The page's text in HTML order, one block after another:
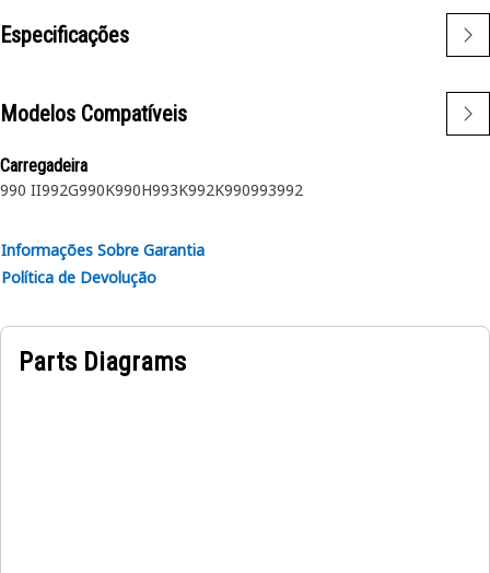
manter os componentes no lugar. A principal finalidade de
um anel de retenção interno é evitar o movimento axial ou
alojamento. Ele atua como um dispositivo de retenção,
mantendo componentes como rolamentos, eixos ou
vedações firmemente no lugar.
para fins de durabilidade, confiabilidade e produtividade.
• Feito de materiais duráveis que oferecem robustez e
recesso no diâmetro interno.
Especificações
Modelos Compatíveis
Carregadeira
990 II992G990K990H993K992K990993992
Informações Sobre Garantia
Política de Devolução
Parts Diagrams